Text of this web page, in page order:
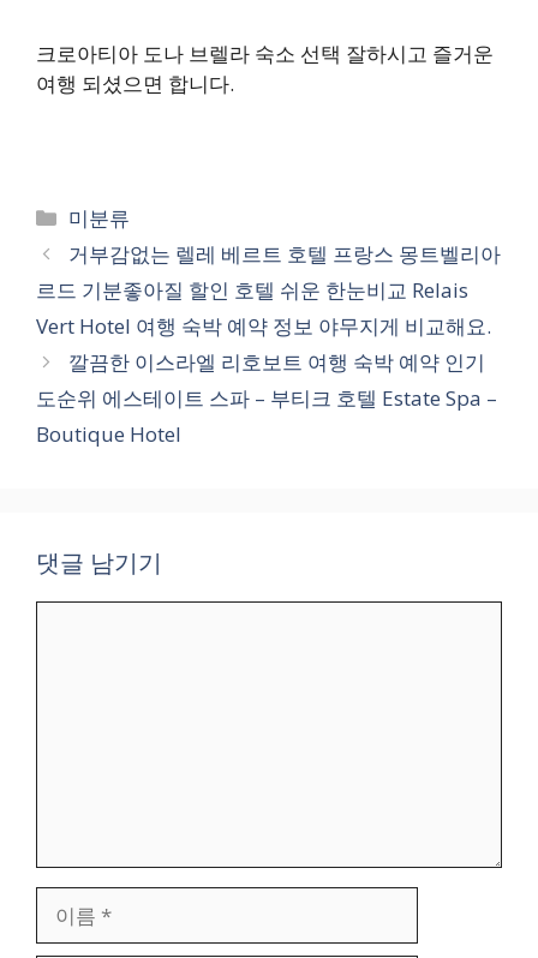
크로아티아 도나 브렐라 숙소 선택 잘하시고 즐거운
여행 되셨으면 합니다.
카
테
고
리
미분류
거부감없는 렐레 베르트 호텔 프랑스 몽트벨리아
르드 기분좋아질 할인 호텔 쉬운 한눈비교 Relais
Vert Hotel 여행 숙박 예약 정보 야무지게 비교해요.
깔끔한 이스라엘 리호보트 여행 숙박 예약 인기
도순위 에스테이트 스파 – 부티크 호텔 Estate Spa –
Boutique Hotel
댓글 남기기